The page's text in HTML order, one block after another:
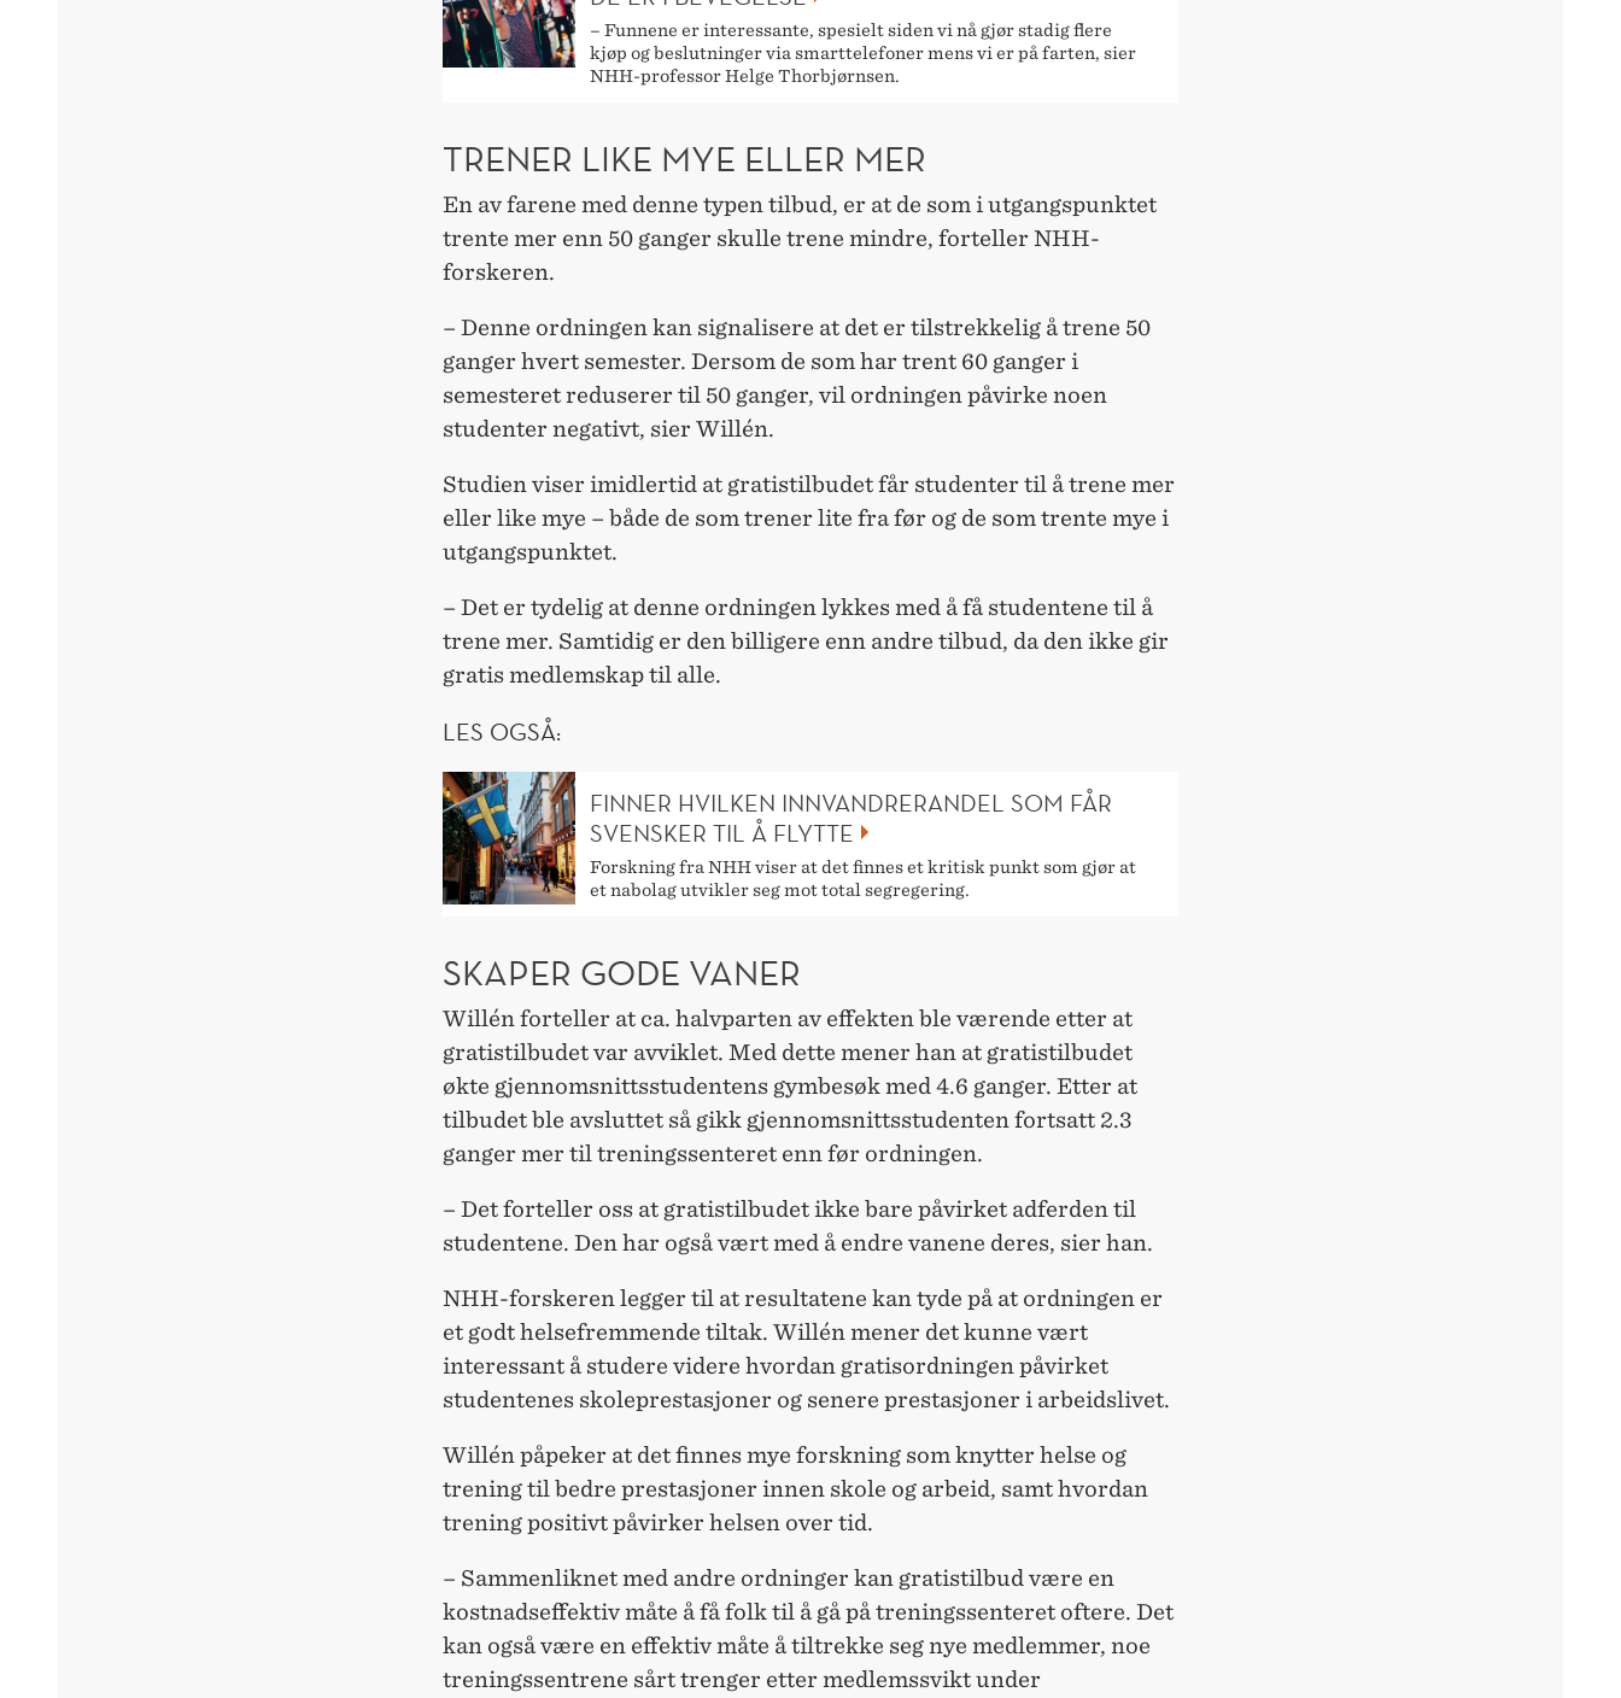
– Funnene er interessante, spesielt siden vi nå gjør stadig flere
kjøp og beslutninger via smarttelefoner mens vi er på farten, sier
NHH-professor Helge Thorbjørnsen.
TRENER LIKE MYE ELLER MER
En av farene med denne typen tilbud, er at de som i utgangspunktet
trente mer enn 50 ganger skulle trene mindre, forteller NHH-
forskeren.
– Denne ordningen kan signalisere at det er tilstrekkelig å trene 50
ganger hvert semester. Dersom de som har trent 60 ganger i
semesteret reduserer til 50 ganger, vil ordningen påvirke noen
studenter negativt, sier Willén.
Studien viser imidlertid at gratistilbudet får studenter til å trene mer
eller like mye – både de som trener lite fra før og de som trente mye i
utgangspunktet.
– Det er tydelig at denne ordningen lykkes med å få studentene til å
trene mer. Samtidig er den billigere enn andre tilbud, da den ikke gir
gratis medlemskap til alle.
LES OGSÅ:
FINNER HVILKEN INNVANDRERANDEL SOM FÅR
SVENSKER TIL Å FLYTTE
Forskning fra NHH viser at det finnes et kritisk punkt som gjør at
et nabolag utvikler seg mot total segregering.
SKAPER GODE VANER
Willén forteller at ca. halvparten av effekten ble værende etter at
gratistilbudet var avviklet. Med dette mener han at gratistilbudet
økte gjennomsnittsstudentens gymbesøk med 4.6 ganger. Etter at
tilbudet ble avsluttet så gikk gjennomsnittsstudenten fortsatt 2.3
ganger mer til treningssenteret enn før ordningen.
– Det forteller oss at gratistilbudet ikke bare påvirket adferden til
studentene. Den har også vært med å endre vanene deres, sier han.
NHH-forskeren legger til at resultatene kan tyde på at ordningen er
et godt helsefremmende tiltak. Willén mener det kunne vært
interessant å studere videre hvordan gratisordningen påvirket
studentenes skoleprestasjoner og senere prestasjoner i arbeidslivet.
Willén påpeker at det finnes mye forskning som knytter helse og
trening til bedre prestasjoner innen skole og arbeid, samt hvordan
trening positivt påvirker helsen over tid.
– Sammenliknet med andre ordninger kan gratistilbud være en
kostnadseffektiv måte å få folk til å gå på treningssenteret oftere. Det
kan også være en effektiv måte å tiltrekke seg nye medlemmer, noe
treningssentrene sårt trenger etter medlemssvikt under